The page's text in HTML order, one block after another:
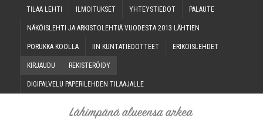
TILAA LEH­TI ILMOI­TUK­SET YHTEYS­TIE­DOT PALAU­TE
NÄKÖIS­LEH­TI JA ARKIS­TO­LEH­TIÄ VUO­DES­TA 2013 LÄHTIEN
PORUK­KA KOOLLA IIN KUN­TA­TIE­DOT­TEET ERI­KOIS­LEH­DET
KIR­JAU­DU REKIS­TE­RÖI­DY
DIGI­PAL­VE­LU PAPE­RI­LEH­DEN TILAAJALLE